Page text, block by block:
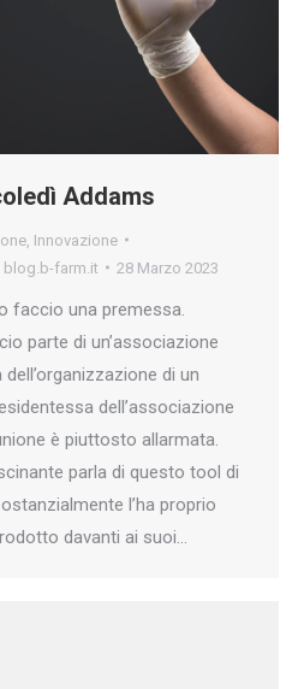
Addams
Innovazione
blog.b-farm.it 28 Marzo 2023
faccio una premessa.
parte di un’associazione
di un
dell’associazione
è piuttosto allarmata.
parla di questo tool di
l’ha proprio
davanti ai suoi…